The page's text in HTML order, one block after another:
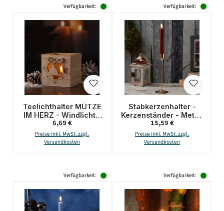
Verfügbarkeit:
Teelichthalter MÜTZE
IM HERZ - Windlicht -
Holz - mit Glaseinsatz
- H: 9cm - natur, rot
Regulärer Preis:
6,69 €
Preise inkl. MwSt. zzgl.
Versandkosten
Verfügbarkeit:
Stabkerzenhalter -
Kerzenständer - Metall
- H: 20,5cm - D: 7cm -
gold
Regulärer Preis:
15,59 €
Preise inkl. MwSt. zzgl.
Versandkosten
Verfügbarkeit: Verfügbarkeit: